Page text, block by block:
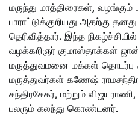
மருந்து மாத்திரைகள்,
பாராட்டுக்குறியது அதற்கு
தெரிவித்தார். இந்த நிகழ்ச்சியில்
வழக்கறிஞர் குமாஸ்தாக்கள்
மருத்துவமனை மக்கள் தொடர்பு
மருத்துவர்கள் கணேஷ்
சந்திரசேகர், மற்றும்
பலரும் கலந்து கொண்டனர்.